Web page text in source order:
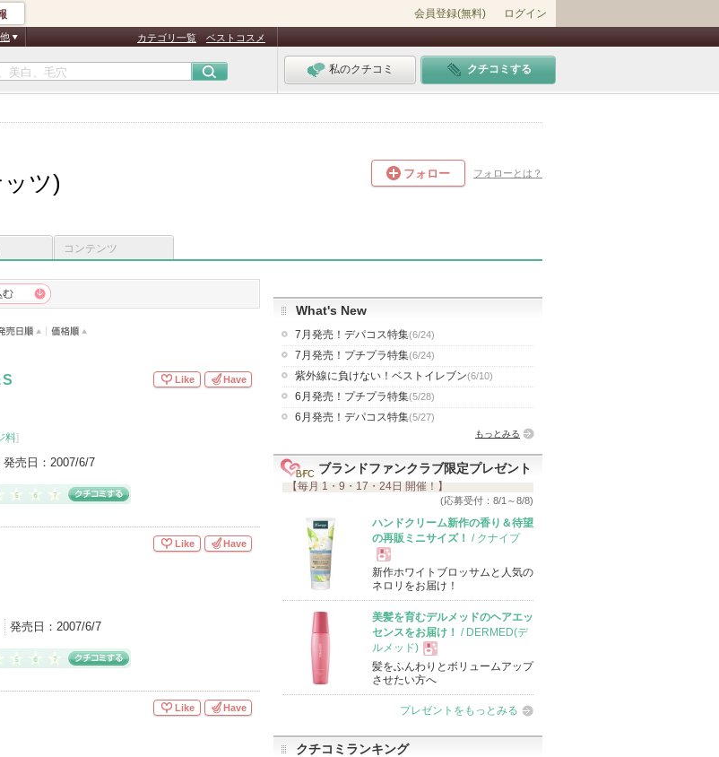
会員登録(無料) ログイン
カテゴリ一覧 ベストコスメ
私のクチコミ クチコミする
ツ) フォロー フォローとは？
コンテンツ
料]
発売日： 2007/6/7
Like Have
発売日： 2007/6/7
Like Have
Like Have
What's New
7月発売！デパコス特集(6/24)
7月発売！プチプラ特集(6/24)
紫外線に負けない！ベストイレブン(6/10)
6月発売！プチプラ特集(5/28)
6月発売！デパコス特集(5/27)
もっとみる
ブランドファンクラブ限定プレゼント
【毎月 1・9・17・24日 開催！】
(応募受付：8/1～8/8)
ハンドクリーム新作の香り＆待望
の再販ミニサイズ！
/ クナイプ
現
品
新作ホワイトブロッサムと人気の
ネロリをお届け！
美髪を育むデルメッドのヘアエッ
センスをお届け！
/ DERMED(デ
ルメッド)
現
品
髪をふんわりとボリュームアップ
させたい方へ
プレゼントをもっとみる
クチコミランキング